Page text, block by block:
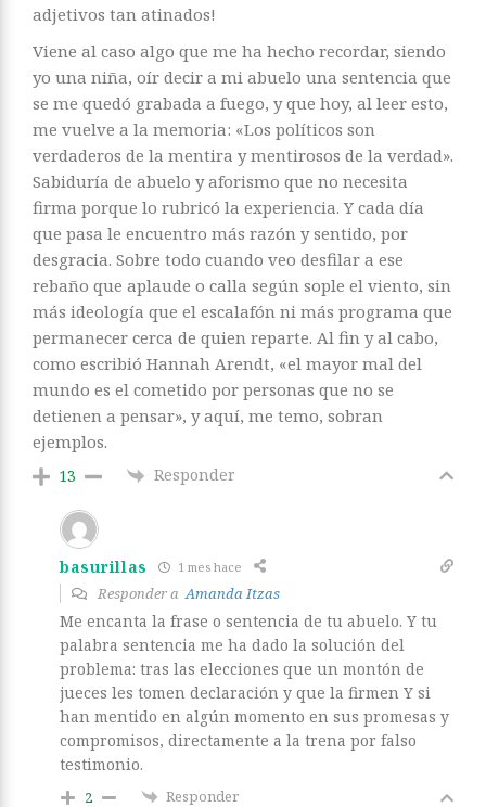
adjetivos tan atinados!
Viene al caso algo que me ha hecho recordar, siendo
yo una niña, oír decir a mi abuelo una sentencia que
se me quedó grabada a fuego, y que hoy, al leer esto,
me vuelve a la memoria: «Los políticos son
verdaderos de la mentira y mentirosos de la verdad».
Sabiduría de abuelo y aforismo que no necesita
firma porque lo rubricó la experiencia. Y cada día
que pasa le encuentro más razón y sentido, por
desgracia. Sobre todo cuando veo desfilar a ese
rebaño que aplaude o calla según sople el viento, sin
más ideología que el escalafón ni más programa que
permanecer cerca de quien reparte. Al fin y al cabo,
como escribió Hannah Arendt, «el mayor mal del
mundo es el cometido por personas que no se
detienen a pensar», y aquí, me temo, sobran
ejemplos.
13 Responder
basurillas 1 mes hace
Responder aAmanda Itzas
Me encanta la frase o sentencia de tu abuelo. Y tu
palabra sentencia me ha dado la solución del
problema: tras las elecciones que un montón de
jueces les tomen declaración y que la firmen Y si
han mentido en algún momento en sus promesas y
compromisos, directamente a la trena por falso
testimonio.
2 Responder